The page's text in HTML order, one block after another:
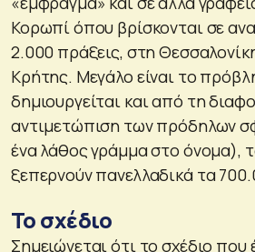
Κορωπί όπου βρίσκονται σε
2.000 πράξεις, στη
Κρήτης. Μεγάλο είναι το
δημιουργείται και από τη
αντιμετώπιση των πρόδηλων
ένα λάθος γράμμα στο όνομα),
ξεπερνούν πανελλαδικά τα
Το σχέδιο
Σημειώνεται ότι το σχέδιο που